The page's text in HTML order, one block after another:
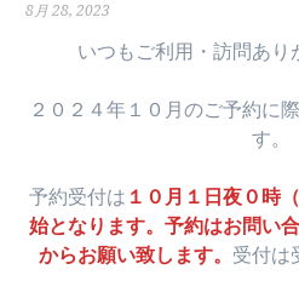
8月 28, 2023
いつもご利用・訪問あり
２０２４年１０月のご予約に
す。
予約受付は １０月１日夜０時
始となります。予約はお問い
からお願い致します。 受付は